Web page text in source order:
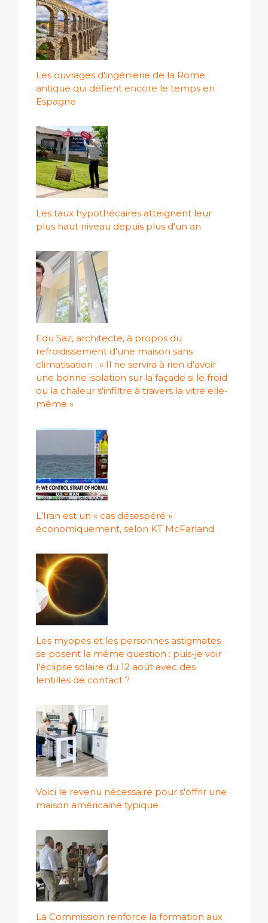
Les ouvrages d'ingénierie de la Rome
antique qui défient encore le temps en
Espagne
Les taux hypothécaires atteignent leur
plus haut niveau depuis plus d'un an
Edu Saz, architecte, à propos du
refroidissement d'une maison sans
climatisation : « Il ne servira à rien d'avoir
une bonne isolation sur la façade si le froid
ou la chaleur s'infiltre à travers la vitre elle-
même »
L'Iran est un « cas désespéré »
économiquement, selon KT McFarland
Les myopes et les personnes astigmates
se posent la même question : puis-je voir
l'éclipse solaire du 12 août avec des
lentilles de contact ?
Voici le revenu nécessaire pour s'offrir une
maison américaine typique
La Commission renforce la formation aux